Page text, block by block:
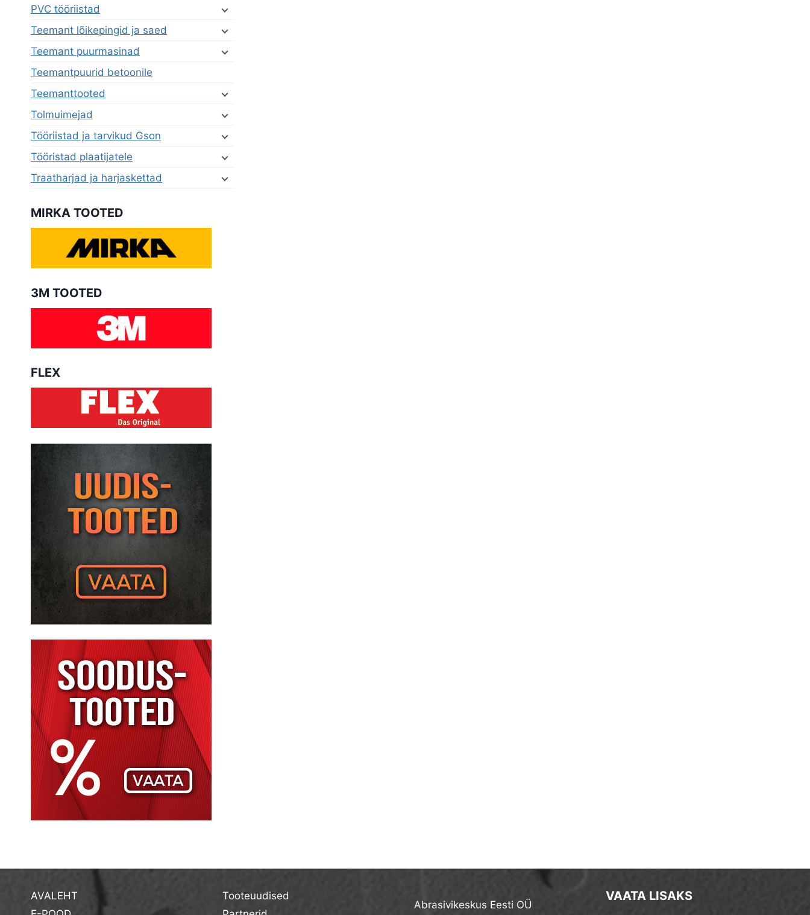
PVC tööriistad
Teemant lõikepingid ja saed
Teemant puurmasinad
Teemantpuurid betoonile
Teemanttooted
Tolmuimejad
Tööriistad ja tarvikud Gson
Tööristad plaatijatele
Traatharjad ja harjaskettad
MIRKA TOOTED
3M TOOTED
FLEX
AVALEHT
Tooteuudised
Abrasivikeskus Eesti OÜ
VAATA LISAKS